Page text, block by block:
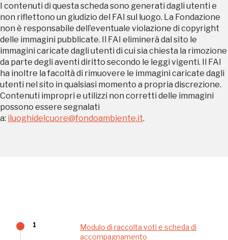
I contenuti di questa scheda sono generati dagli utenti e
non riflettono un giudizio del FAI sul luogo. La Fondazione
non è responsabile dell’eventuale violazione di copyright
delle immagini pubblicate. Il FAI eliminerà dal sito le
immagini caricate dagli utenti di cui sia chiesta la rimozione
da parte degli aventi diritto secondo le leggi vigenti. Il FAI
ha inoltre la facoltà di rimuovere le immagini caricate dagli
utenti nel sito in qualsiasi momento a propria discrezione.
Contenuti impropri e utilizzi non corretti delle immagini
possono essere segnalati
a: iluoghidelcuore@fondoambiente.it.
1
Modulo di raccolta voti e scheda di
accompagnamento
Ingresso gratuito
nei Beni FAI tutto l'anno
Gratis
Napoli
Palazzo Strozzi
Firenze
Gallerie
Milano
sarebbe possibile